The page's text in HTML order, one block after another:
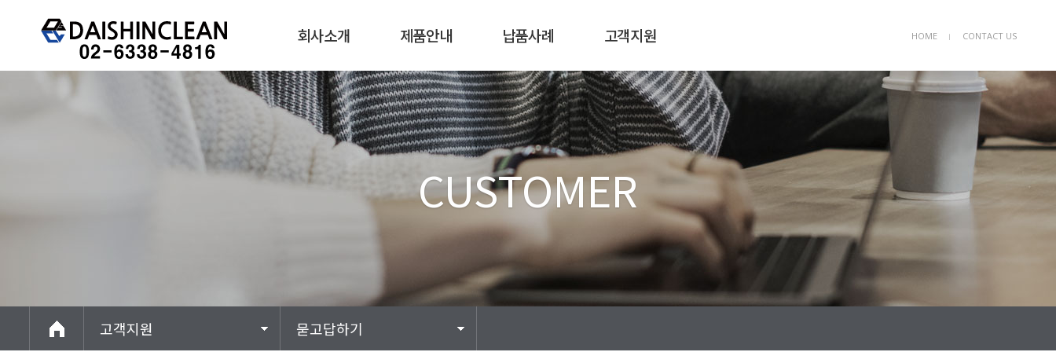
HOME ㅣ CONTACT US
회사소개
회사개요
오시는길
제품안내
습식청소장비
건식청소장비
진공청소기
광택기/연마기
고압세척기
배터리/충전기
납품사례
습식보행식청소기
습식탑승식청소차
건식청소차 & 무동력
청소기
기름걸레차
고객지원
묻고답하기
장비메뉴얼 다운로드
장비사용 및 관리방법
CUSTOMER
고객지원 묻고답하기